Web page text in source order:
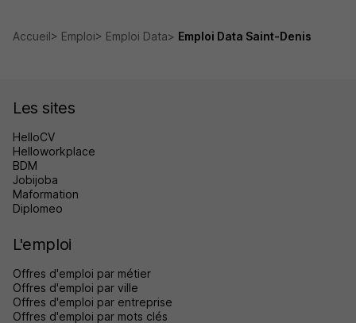
Accueil Emploi Emploi Data Emploi Data Saint-Denis
Les sites
HelloCV
Helloworkplace
BDM
Jobijoba
Maformation
Diplomeo
L'emploi
Offres d'emploi par métier
Offres d'emploi par ville
Offres d'emploi par entreprise
Offres d'emploi par mots clés